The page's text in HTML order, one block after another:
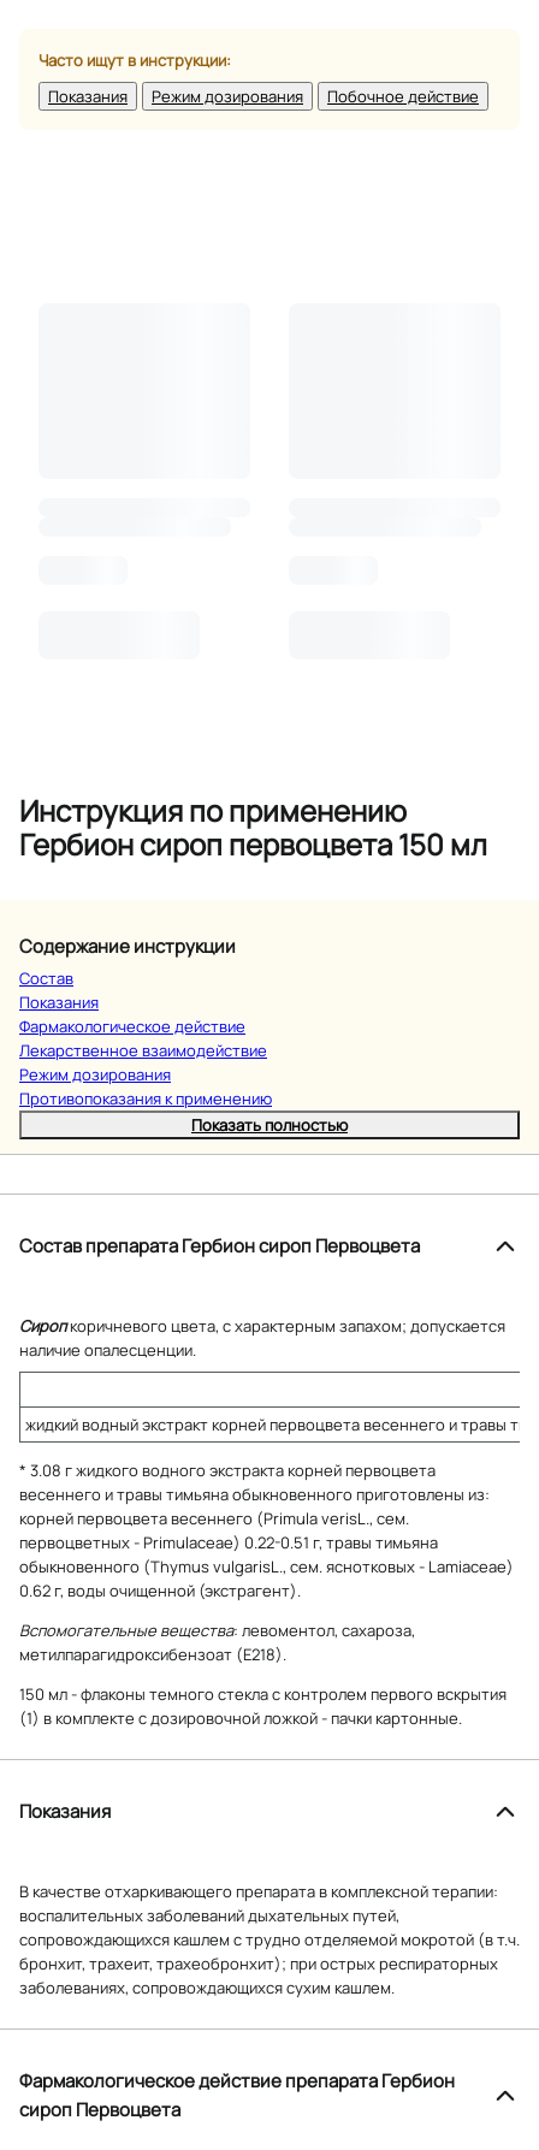
Часто ищут в инструкции:
Показания
Режим дозирования Побочное действие
Инструкция по применению
Гербион сироп первоцвета 150 мл
Содержание инструкции
Состав
Показания
Фармакологическое действие
Лекарственное взаимодействие
Режим дозирования
Противопоказания к применению
Показать полностью
Состав препарата Гербион сироп Первоцвета
Сиропкоричневого цвета, с характерным запахом; допускается
наличие опалесценции.
жидкий водный экстракт корней первоцвета весеннего и травы
* 3.08 г жидкого водного экстракта корней первоцвета
весеннего и травы тимьяна обыкновенного приготовлены из:
корней первоцвета весеннего (Primula verisL., сем.
первоцветных - Primulaceae) 0.22-0.51 г, травы тимьяна
обыкновенного (Thymus vulgarisL., сем. яснотковых - Lamiaceae)
0.62 г, воды очищенной (экстрагент).
Вспомогательные вещества: левоментол, сахароза,
метилпарагидроксибензоат (Е218).
150 мл - флаконы темного стекла с контролем первого вскрытия
(1) в комплекте с дозировочной ложкой - пачки картонные.
Показания
В качестве отхаркивающего препарата в комплексной терапии:
воспалительных заболеваний дыхательных путей,
сопровождающихся кашлем с трудно отделяемой мокротой (в т.ч.
бронхит, трахеит, трахеобронхит); при острых респираторных
заболеваниях, сопровождающихся сухим кашлем.
Фармакологическое действие препарата Гербион
сироп Первоцвета